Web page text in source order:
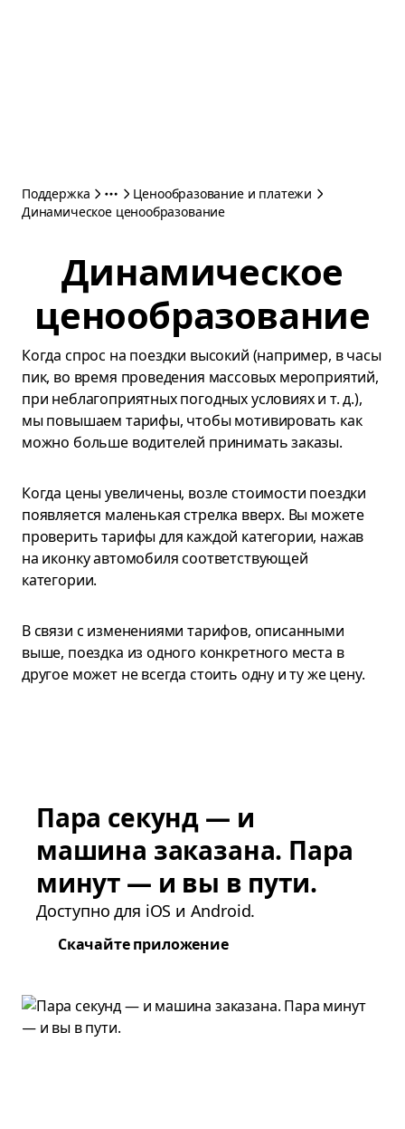
Поддержка
Ценообразование и платежи
Динамическое ценообразование
Динамическое
ценообразование
Когда спрос на поездки высокий (например, в часы
пик, во время проведения массовых мероприятий,
при неблагоприятных погодных условиях и т. д.),
мы повышаем тарифы, чтобы мотивировать как
можно больше водителей принимать заказы.
Когда цены увеличены, возле стоимости поездки
появляется маленькая стрелка вверх. Вы можете
проверить тарифы для каждой категории, нажав
на иконку автомобиля соответствующей
категории.
В связи с изменениями тарифов, описанными
выше, поездка из одного конкретного места в
другое может не всегда стоить одну и ту же цену.
Пара секунд — и
машина заказана. Пара
минут — и вы в пути.
Доступно для iOS и Android.
Скачайте приложение